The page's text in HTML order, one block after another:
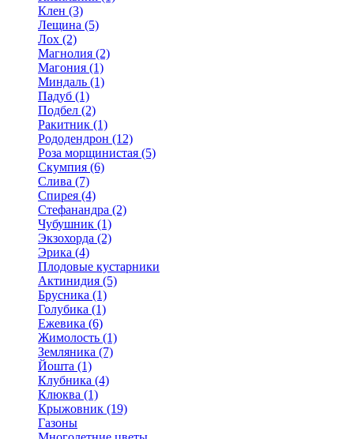
Клен (3)
Лещина (5)
Лох (2)
Магнолия (2)
Магония (1)
Миндаль (1)
Падуб (1)
Подбел (2)
Ракитник (1)
Рододендрон (12)
Роза морщинистая (5)
Скумпия (6)
Слива (7)
Спирея (4)
Стефанандра (2)
Чубушник (1)
Экзохорда (2)
Эрика (4)
Плодовые кустарники
Актинидия (5)
Брусника (1)
Голубика (1)
Ежевика (6)
Жимолость (1)
Земляника (7)
Йошта (1)
Клубника (4)
Клюква (1)
Крыжовник (19)
Газоны